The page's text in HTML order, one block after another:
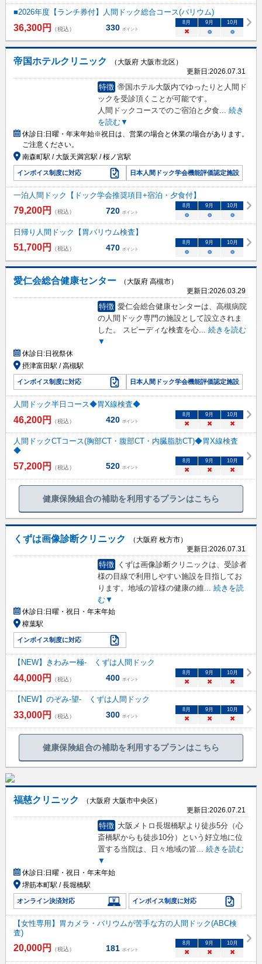
■2026年度【ランチ券付】人間ドック総合コース(バリウム)
36,300円 （税込） 330 ポイント
8月 9月 10月
× ○ ○
帝国ホテルクリニック
（大阪府 大阪市北区）
更新日:2026.07.31
特徴 帝国ホテル大阪内でゆったりと人間ド
ックを受診頂くことが可能です。
人間ドックコースでのご宿泊と夕食
続き
を読む▼
休診日:日曜・年末年始※祝日は、営業の場合と休業の場合があります。
ご注意ください。
南森町駅 / 大阪天満宮駅 / 桜ノ宮駅
インボイス制度に対応 日本人間ドック学会機能評価認定施設
一泊人間ドック【ドック学会推奨項目+宿泊・夕食付】
79,200円 （税込） 720 ポイント
8 月 9 月 10月
○ ○ ○
日帰り人間ドック【胃バリウム検査】
51,700円 （税込） 470 ポイント
8 月 9 月 10月
○ ○ ○
愛仁会総合健康センター
（大阪府 高槻市）
更新日:2026.03.29
特徴 愛仁会総合健康センターは、高槻病院
の人間ドック専門の施設として設立されま
した。 スピーディな検査を心... 続きを読む
▼
休診日:日祝祭休
摂津富田駅 / 高槻駅
インボイス制度に対応 日本人間ドック学会機能評価認定施設
人間ドック半日コース◆胃X線検査◆
46,200円 （税込） 420 ポイント
8月 9月 10月
× × ×
人間ドックCTコース(胸部CT・腹部CT・内臓脂肪CT)◆胃X線検査
◆
57,200円 （税込） 520 ポイント
8月 9月 10月
× × ×
健康保険組合の補助を利用するプランはこちら
くずは画像診断クリニック
（大阪府 枚方市）
更新日:2026.07.31
特徴
くずは画像診断クリニックは、受診者
様の目線で利用しやすい施設を目指してお
ります。地域の皆様の健康の維... 続きを読
む▼
休診日:日曜・祝日・年末年始
樟葉駅
インボイス制度に対応
【NEW】きわみー極- くずは人間ドック
44,000円 （税込） 400 ポイント
8月 9月 10月
× × ×
【NEW】のぞみ-望- くずは人間ドック
33,000円 （税込） 300 ポイント
8月 9月 10月
× × ×
健康保険組合の補助を利用するプランはこちら
福慈クリニック
（大阪府 大阪市中央区）
更新日:2026.07.21
特徴 大阪メトロ長堀橋駅より徒歩5分（心
斎橋駅からも徒歩10分）という好立地に位
置する当院は、日々地域の皆
続きを読む
▼
休診日:日曜・祝日・年末年始
堺筋本町駅 / 長堀橋駅
オンライン決済対応 インボイス制度に対応
【女性専用】胃カメラ・バリウムが苦手な方の人間ドック(ABC検
査)
20,000円 （税込） 181 ポイント
8 月 9 月 10月
× × ×